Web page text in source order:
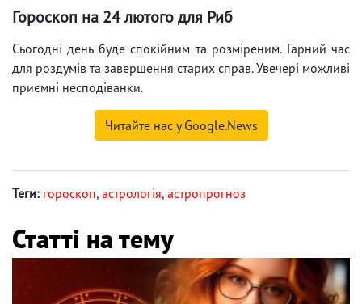
Гороскоп на 24 лютого для Риб
Сьогодні день буде спокійним та розміреним. Гарний час
для роздумів та завершення старих справ. Увечері можливі
приємні несподіванки.
Читайте нас у Google.News
Теги: гороскоп, астрологія, астропрогноз
Статті на тему